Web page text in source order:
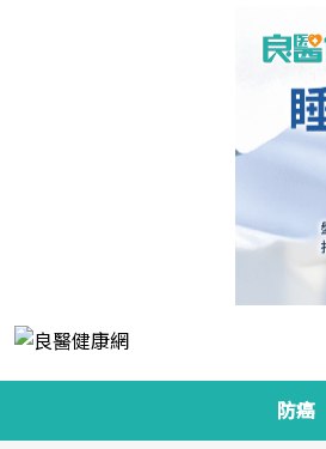
防癌